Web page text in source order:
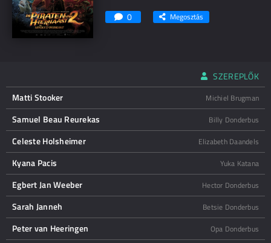
0 Megosztás
SZEREPLŐK
Matti Stooker
Michiel Brugman
Samuel Beau Reurekas Billy Donderbus
Celeste Holsheimer Elizabeth Daandels
Kyana Pacis Yuka Katana
Egbert Jan Weeber Hector Donderbus
Sarah Janneh Betsie Donderbus
Peter van Heeringen Opa Donderbus